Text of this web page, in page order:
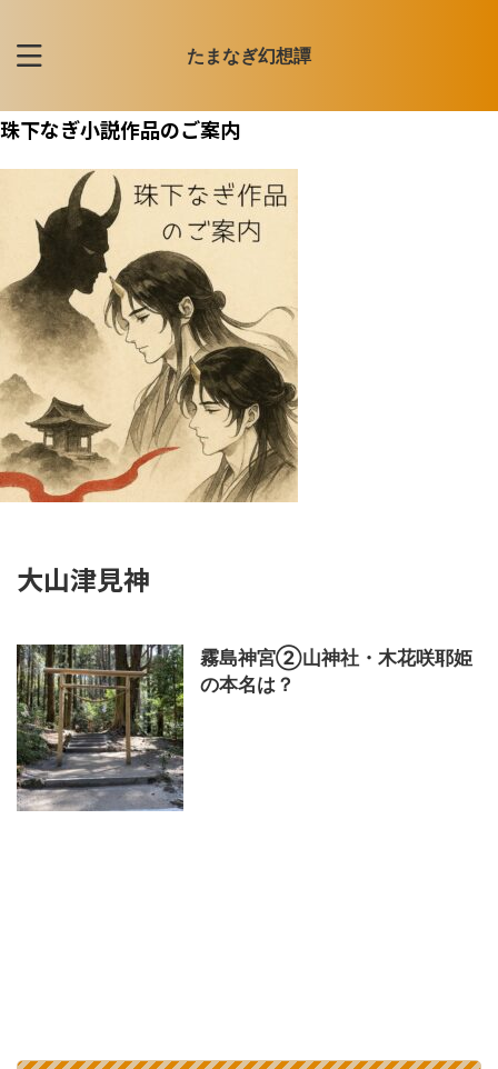
たまなぎ幻想譚
珠下なぎ小説作品のご案内
大山津見神
霧島神宮②山神社・木花咲耶姫
の本名は？